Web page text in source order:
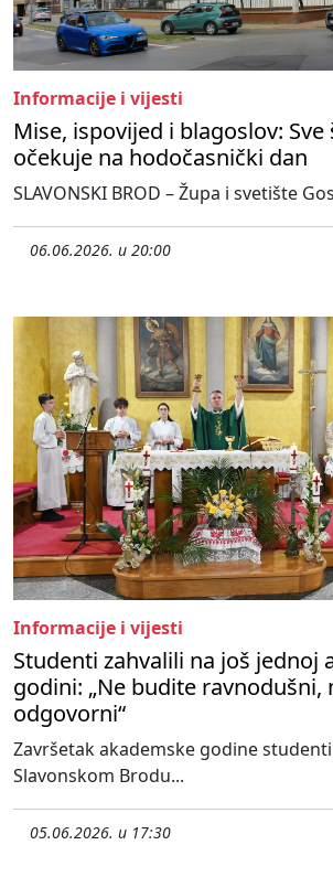
Informacije i vijesti
Mise, ispovijed i blagoslov: Sve
očekuje na hodočasnički dan
SLAVONSKI BROD – Župa i svetište
06.06.2026. u 20:00
Informacije i vijesti
Studenti zahvalili na još jednoj
godini: „Ne budite ravnodušni,
odgovorni“
Završetak akademske godine
Slavonskom Brodu...
05.06.2026. u 17:30